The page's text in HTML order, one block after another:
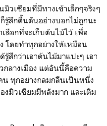
มิวเซียมที่มีทางเข้าเล็กๆจริงๆ
รู้สึกตื้นตันอย่างบอกไม่ถูกนะ
ลือกที่จะเก็บต้นไม้ไว้ เพื่อ
โดยทำทุกอย่างให้เหมือน
สึกว่าเอาต้นไม้มาแปะๆ เอา
กลางเมือง แต่อันนี้คือความ
ทุกอย่างกลมกลืนเป็นหนึ่ง
มิวเซียมมีพลังมาก และเติม